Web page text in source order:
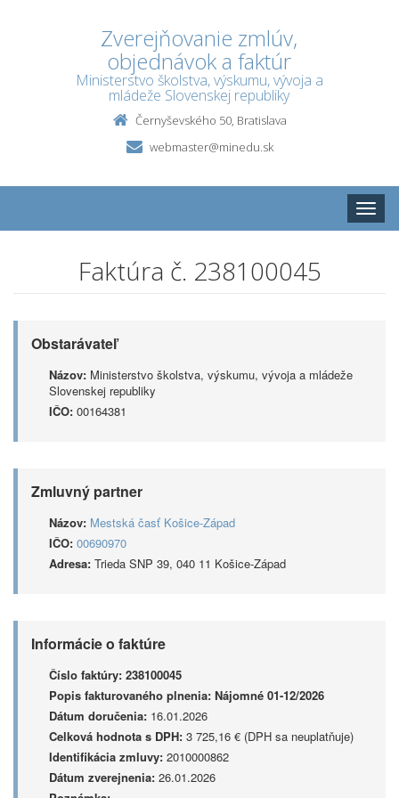
Zverejňovanie zmlúv,
objednávok a faktúr
Ministerstvo školstva, výskumu, vývoja a
mládeže Slovenskej republiky
Černyševského 50, Bratislava
webmaster@minedu.sk
Toggle
Faktúra č. 238100045
Obstarávateľ
Názov: Ministerstvo školstva, výskumu, vývoja a mládeže
Slovenskej republiky
IČO: 00164381
Zmluvný partner
Názov: Mestská časť Košice-Západ
IČO: 00690970
Adresa: Trieda SNP 39, 040 11 Košice-Západ
Informácie o faktúre
Číslo faktúry: 238100045
Popis fakturovaného plnenia: Nájomné 01-12/2026
Dátum doručenia: 16.01.2026
Celková hodnota s DPH: 3 725,16 € (DPH sa neuplatňuje)
Identifikácia zmluvy: 2010000862
Dátum zverejnenia: 26.01.2026